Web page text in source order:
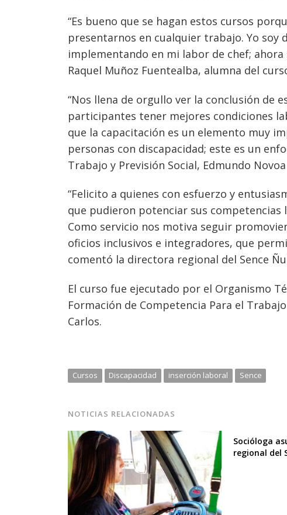
“Es bueno que se hagan estos cursos
presentarnos en cualquier trabajo. Yo soy
implementando en mi labor de chef;
Raquel Muñoz Fuentealba, alumna del
“Nos llena de orgullo ver la conclusión de
participantes tener mejores condiciones
que la capacitación es un elemento muy
personas con discapacidad; este es un
Trabajo y Previsión Social, Edmundo Novoa
“Felicito a quienes con esfuerzo y
que pudieron potenciar sus competencias
Como servicio nos motiva seguir
oficios inclusivos e integradores, que
comentó la directora regional del Sence
El curso fue ejecutado por el Organismo
Formación de Competencia Para el
Carlos.
Cursos Discapacidad inserción laboral Sence
NOTICIAS RELACIONADAS
Socióloga
regional del